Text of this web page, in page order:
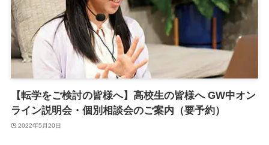
【転学をご検討の皆様へ】高校生の皆様へ GW中オン
ライン説明会・個別相談会のご案内（要予約）
2022年5月20日